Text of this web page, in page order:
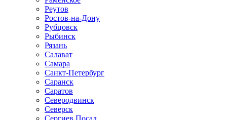
Реутов
Ростов-на-Дону
Рубцовск
Рыбинск
Рязань
Салават
Самара
Санкт-Петербург
Саранск
Саратов
Северодвинск
Северск
Сергиев Посад